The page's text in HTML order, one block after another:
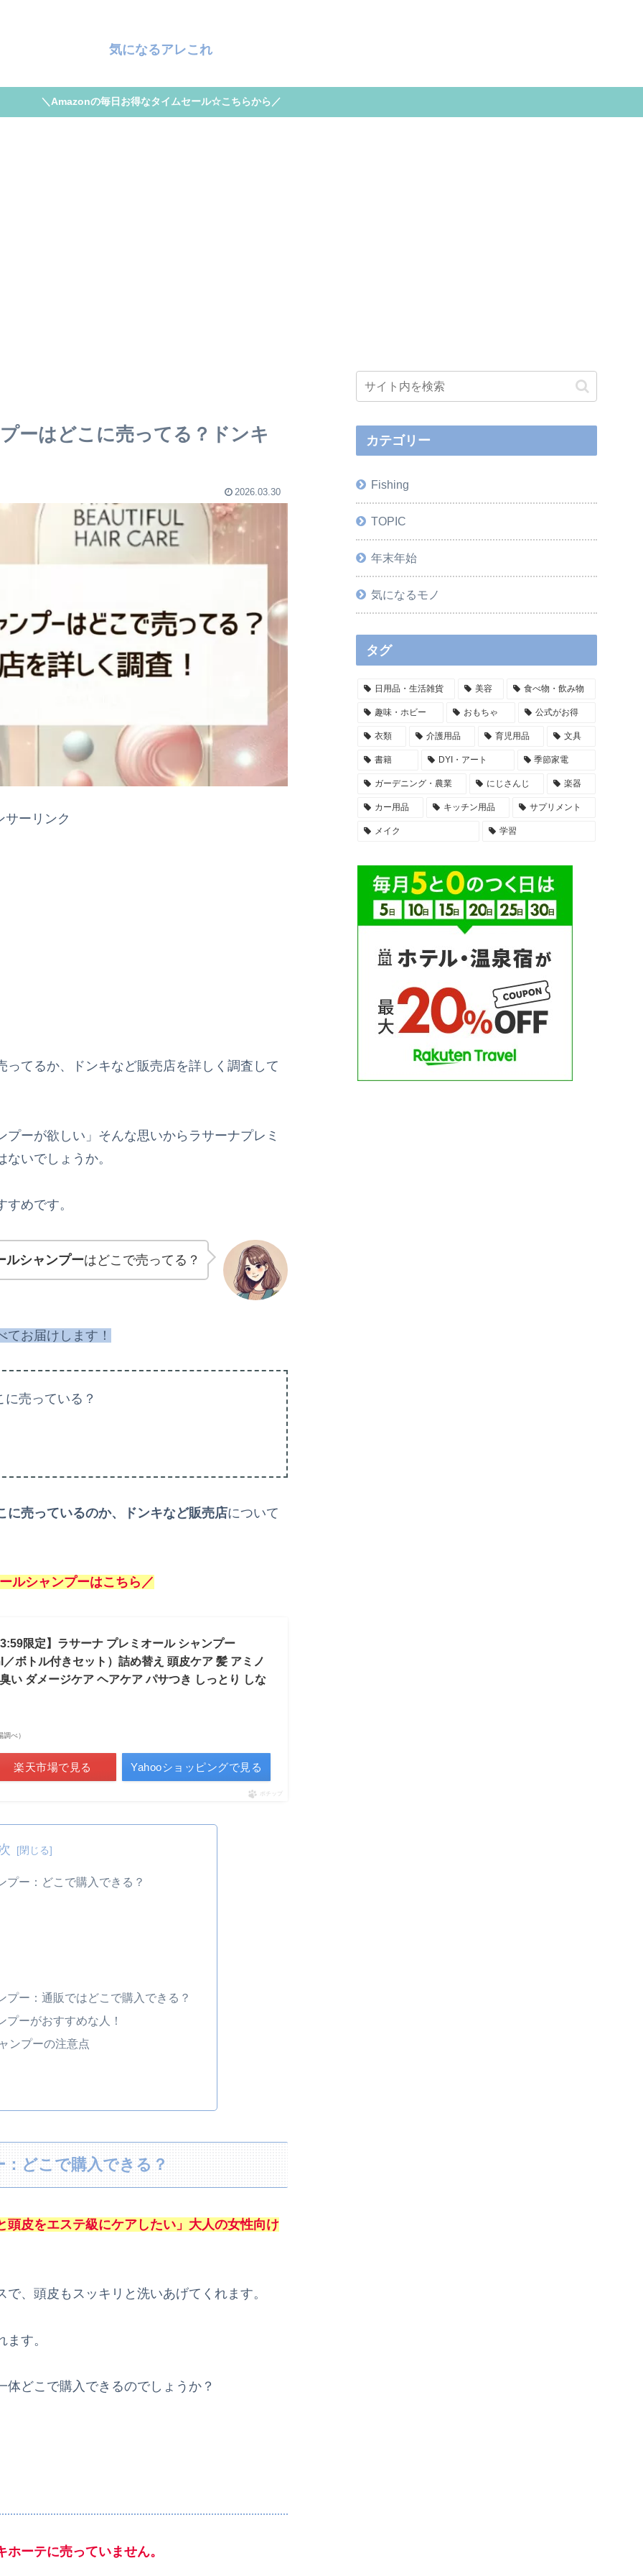
気になるアレこれ
＼Amazonの毎日お得なタイムセール☆こちらから／
ーはどこに売ってる？ドンキ
2026.03.30
サーリンク
てるか、ドンキなど販売店を詳しく調査して
ーが欲しい」そんな思いからラサーナプレミ
いでしょうか。
めです。
ルシャンプーはどこで売ってる？
お届けします！
に売っている？
に売っているのか、ドンキなど販売店について
ルシャンプーはこちら／
限定】ラサーナ プレミオール シャンプー
ボトル付きセット）詰め替え 頭皮ケア 髪 アミノ
い ダメージケア ヘアケア パサつき しっとり しな
べ）
楽天市場で見る Yahooショッピングで見る
ポチップ
プー：どこで購入できる？
プー：通販ではどこで購入できる？
ーがおすすめな人！
ンプーの注意点
どこで購入できる？
頭皮をエステ級にケアしたい」大人の女性向け
、頭皮もスッキリと洗いあげてくれます。
す。
体どこで購入できるのでしょうか？
ーテに売っていません。
カテゴリー
Fishing
TOPIC
年末年始
気になるモノ
タグ
日用品・生活雑貨 美容 食べ物・飲み物
趣味・ホビー おもちゃ 公式がお得
衣類 介護用品 育児用品 文具
書籍 DYI・アート 季節家電
ガーデニング・農業 にじさんじ 楽器
カー用品 キッチン用品 サプリメント
メイク 学習